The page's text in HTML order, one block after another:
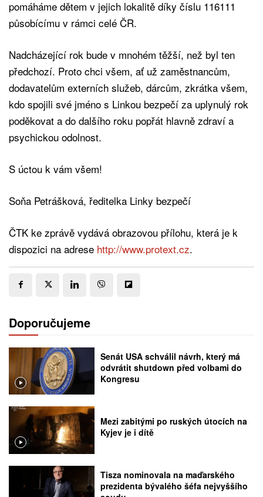
pomáháme dětem v jejich lokalitě díky číslu 116111
působícímu v rámci celé ČR.
Nadcházející rok bude v mnohém těžší, než byl ten
předchozí. Proto chci všem, ať už zaměstnancům,
dodavatelům externích služeb, dárcům, zkrátka všem,
kdo spojili své jméno s Linkou bezpečí za uplynulý rok
poděkovat a do dalšího roku popřát hlavně zdraví a
psychickou odolnost.
S úctou k vám všem!
Soňa Petrášková, ředitelka Linky bezpečí
ČTK ke zprávě vydává obrazovou přílohu, která je k
dispozici na adrese http://www.protext.cz.
Doporučujeme
Senát USA schválil návrh, který má
odvrátit shutdown před volbami do
Kongresu
Mezi zabitými po ruských útocích na
Kyjev je i dítě
Tisza nominovala na maďarského
prezidenta bývalého šéfa nejvyššího